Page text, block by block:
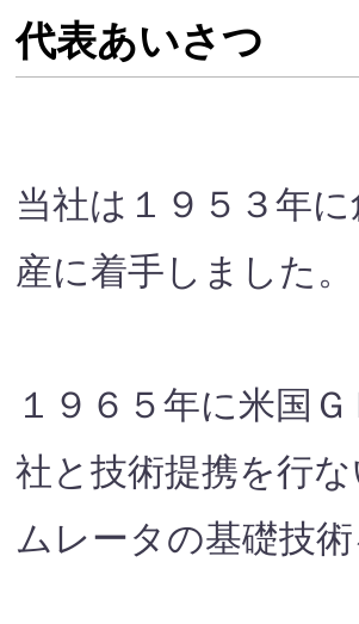
代表あいさつ
当社は１９５３年
産に着手しました。
１９６５年に米国
社と技術提携を行
ムレータの基礎技